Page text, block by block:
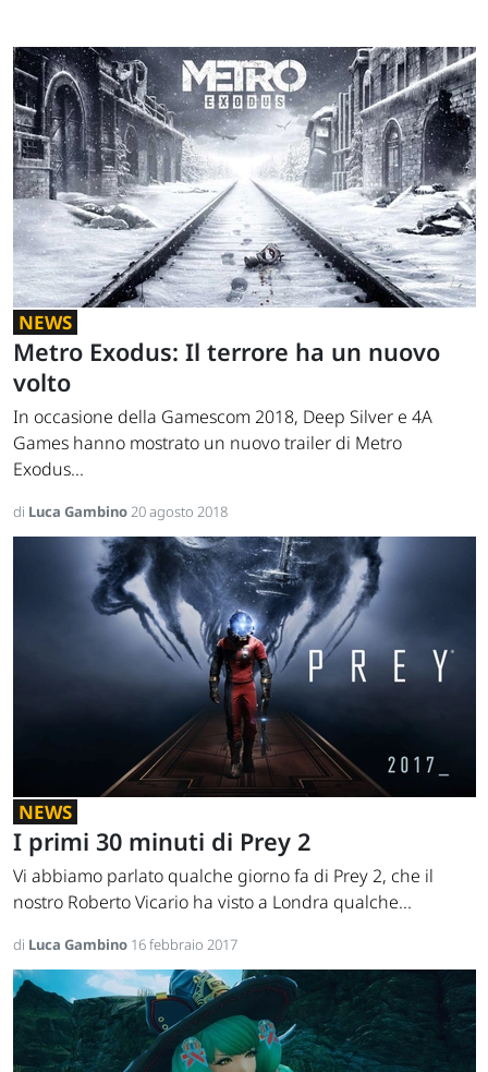
NEWS
Metro Exodus: Il terrore ha un nuovo
volto
In occasione della Gamescom 2018, Deep Silver e 4A
Games hanno mostrato un nuovo trailer di Metro
Exodus...
di Luca Gambino20 agosto 2018
NEWS
I primi 30 minuti di Prey 2
Vi abbiamo parlato qualche giorno fa di Prey 2, che il
nostro Roberto Vicario ha visto a Londra qualche...
di Luca Gambino 16 febbraio 2017